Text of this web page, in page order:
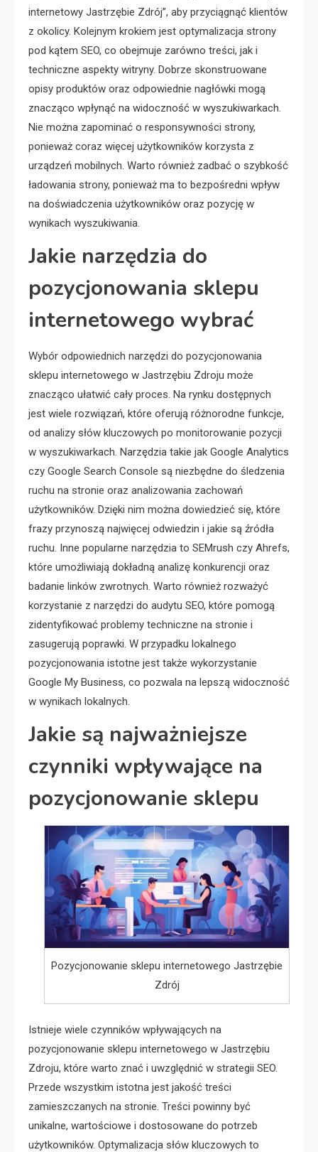
internetowy Jastrzębie Zdrój”, aby przyciągnąć klientów
z okolicy. Kolejnym krokiem jest optymalizacja strony
pod kątem SEO, co obejmuje zarówno treści, jak i
techniczne aspekty witryny. Dobrze skonstruowane
opisy produktów oraz odpowiednie nagłówki mogą
znacząco wpłynąć na widoczność w wyszukiwarkach.
Nie można zapominać o responsywności strony,
ponieważ coraz więcej użytkowników korzysta z
urządzeń mobilnych. Warto również zadbać o szybkość
ładowania strony, ponieważ ma to bezpośredni wpływ
na doświadczenia użytkowników oraz pozycję w
wynikach wyszukiwania.
Jakie narzędzia do
pozycjonowania sklepu
internetowego wybrać
Wybór odpowiednich narzędzi do pozycjonowania
sklepu internetowego w Jastrzębiu Zdroju może
znacząco ułatwić cały proces. Na rynku dostępnych
jest wiele rozwiązań, które oferują różnorodne funkcje,
od analizy słów kluczowych po monitorowanie pozycji
w wyszukiwarkach. Narzędzia takie jak Google Analytics
czy Google Search Console są niezbędne do śledzenia
ruchu na stronie oraz analizowania zachowań
użytkowników. Dzięki nim można dowiedzieć się, które
frazy przynoszą najwięcej odwiedzin i jakie są źródła
ruchu. Inne popularne narzędzia to SEMrush czy Ahrefs,
które umożliwiają dokładną analizę konkurencji oraz
badanie linków zwrotnych. Warto również rozważyć
korzystanie z narzędzi do audytu SEO, które pomogą
zidentyfikować problemy techniczne na stronie i
zasugerują poprawki. W przypadku lokalnego
pozycjonowania istotne jest także wykorzystanie
Google My Business, co pozwala na lepszą widoczność
w wynikach lokalnych.
Jakie są najważniejsze
czynniki wpływające na
pozycjonowanie sklepu
Pozycjonowanie sklepu internetowego Jastrzębie
Zdrój
Istnieje wiele czynników wpływających na
pozycjonowanie sklepu internetowego w Jastrzębiu
Zdroju, które warto znać i uwzględnić w strategii SEO.
Przede wszystkim istotna jest jakość treści
zamieszczanych na stronie. Treści powinny być
unikalne, wartościowe i dostosowane do potrzeb
użytkowników. Optymalizacja słów kluczowych to